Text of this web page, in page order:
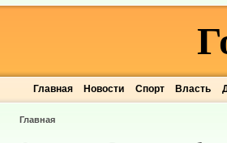
Главная Новости Спорт Власть
Главная